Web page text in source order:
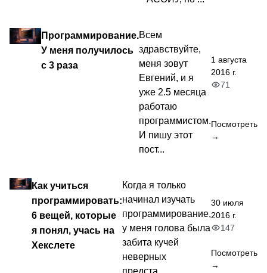
Программирование.
У меня получилось
с 3 раза
Всем
здравствуйте,
меня зовут
Евгений, и я
уже 2.5 месяца
работаю
программистом.
И пишу этот
пост...
1 августа
2016 г.
71
Посмотреть
→
Как учиться
программировать:
6 вещей, которые
я понял, учась на
Хекслете
Когда я только
начинал изучать
программирование,
у меня голова была
забита кучей
неверных
предста...
30 июля
2016 г.
147
Посмотреть
→